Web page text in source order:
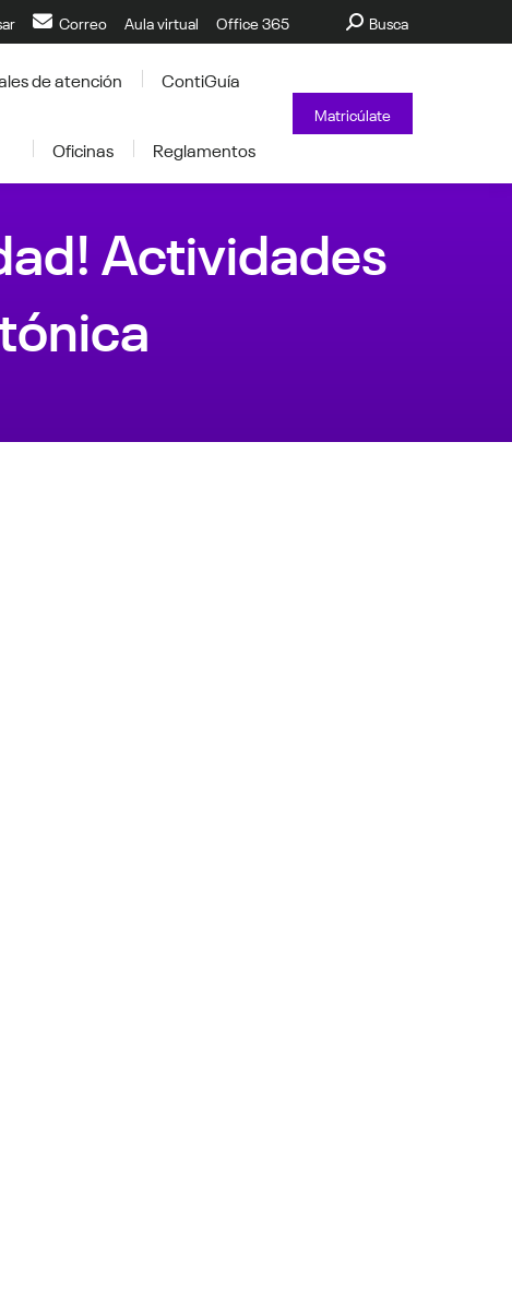
Correo Aula virtual Office 365 Buscar:
Busca
de atención ContiGuía
Oficinas Reglamentos
Matricúlate
Actividades